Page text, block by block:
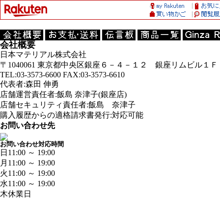
会社概要
日本マテリアル株式会社
〒1040061 東京都中央区銀座６－４－１２ 銀座リムビル１Ｆ
TEL:03-3573-6600 FAX:03-3573-6610
代表者:森田 伸勇
店舗運営責任者:飯島 奈津子(銀座店)
店舗セキュリティ責任者:飯島 奈津子
購入履歴からの適格請求書発行:対応可能
お問い合わせ先
お問い合わせ対応時間
日 11:00 ～ 19:00
月 11:00 ～ 19:00
火11:00 ～ 19:00
水11:00 ～ 19:00
木休業日